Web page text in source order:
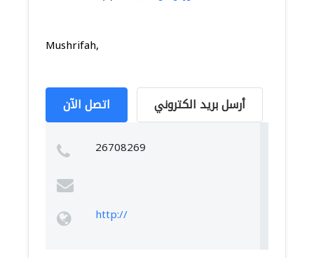
Mushrifah,
اتصل الآن أرسل بريد الكتروني
26708269
http://